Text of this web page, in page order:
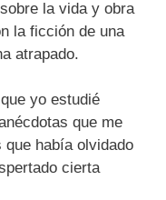
la vida y obra
la ficción de una
atrapado.
yo estudié
que me
había olvidado
cierta